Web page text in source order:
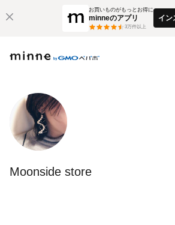
お買いものがもっとお得に
minneのアプリ
3万件以上
イン
Moonside store